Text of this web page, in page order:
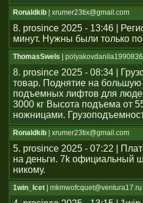
Ronaldkib | xrumer23tix@gmail.com
8. prosince 2025 - 13:46 |
минут. Нужны были только
ThomasSwels |
8. prosince 2025 - 08:34 |
товар. Поднятие на большую
подъемных лифтов для
3000 кг Высота подъема от
ножницами.
Ronaldkib | xrumer23tix@gmail.com
5. prosince 2025 - 07:22 |
на деньги. 7k официальный
никому.
1win_lcet | mkmwofcquet@ventura17.ru